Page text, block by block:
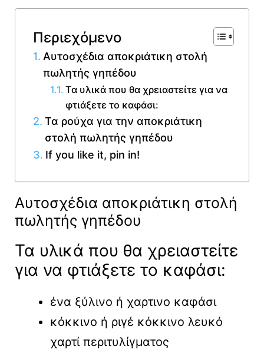
Περιεχόμενο
Αυτοσχέδια αποκριάτικη στολή
πωλητής γηπέδου
Τα υλικά που θα χρειαστείτε για να
φτιάξετε το καφάσι:
Τα ρούχα για την αποκριάτικη
στολή πωλητής γηπέδου
If you like it, pin in!
Αυτοσχέδια αποκριάτικη στολή
πωλητής γηπέδου
Τα υλικά που θα χρειαστείτε
για να φτιάξετε το καφάσι:
ένα ξύλινο ή χαρτινο καφάσι
κόκκινο ή ριγέ κόκκινο λευκό
χαρτί περιτυλίγματος